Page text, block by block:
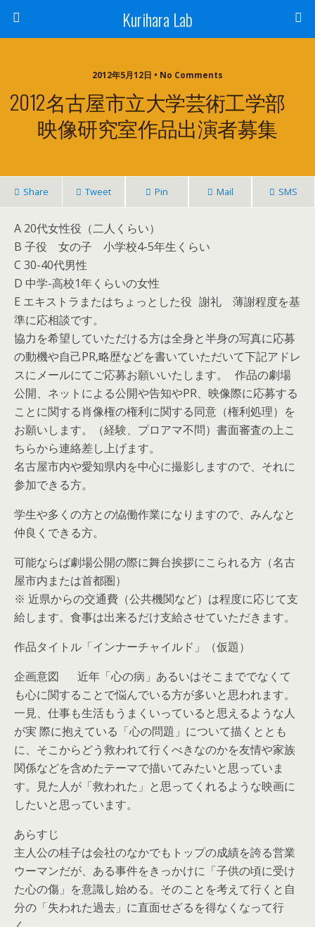
Kurihara Lab
2012年5月12日 • No Comments
2012名古屋市立大学芸術工学部
映像研究室作品出演者募集
Share Tweet Pin Mail SMS
A 20代女性役（二人くらい）
B 子役 女の子 小学校4-5年生くらい
C 30-40代男性
D 中学-高校1年くらいの女性
E エキストラまたはちょっとした役 謝礼 薄謝程度を基
準に応相談です。
協力を希望していただける方は全身と半身の写真に応募
の動機や自己PR,略歴などを書いていただいて下記アドレ
スにメールにてご応募お願いいたします。 作品の劇場
公開、ネットによる公開や告知やPR、映像際に応募する
ことに関する肖像権の権利に関する同意（権利処理）を
お願いします。（経験、プロアマ不問）書面審査の上こ
ちらから連絡差し上げます。
名古屋市内や愛知県内を中心に撮影しますので、それに
参加できる方。
学生や多くの方との恊働作業になりますので、みんなと
仲良くできる方。
可能ならば劇場公開の際に舞台挨拶にこられる方（名古
屋市内または首都圏）
※ 近県からの交通費（公共機関など）は程度に応じて支
給します。食事は出来るだけ支給させていただきます。
作品タイトル「インナーチャイルド」（仮題）
企画意図 近年「心の病」あるいはそこまででなくて
も心に関することで悩んでいる方が多いと思われます。
一見、仕事も生活もうまくいっていると思えるような人
が実 際に抱えている「心の問題」について描くととも
に、そこからどう救われて行くべきなのかを友情や家族
関係などを含めたテーマで描いてみたいと思っていま
す。見た人が「救われた」と思ってくれるような映画に
したいと思っています。
あらすじ
主人公の桂子は会社のなかでもトップの成績を誇る営業
ウーマンだが、ある事件をきっかけに「子供の頃に受け
た心の傷」を意識し始める。そのことを考えて行くと自
分の「失われた過去」に直面せざるを得なくなって行